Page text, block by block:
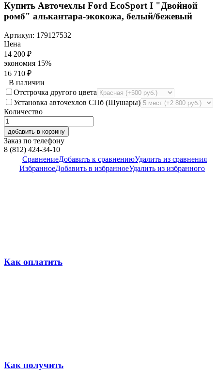
Купить Авточехлы Ford EcoSport I "Двойной
ромб" алькантара-экокожа, белый/бежевый
Артикул: 179127532
Цена
14 200 ₽
экономия 15%
16 710 ₽
В наличии
Отстрочка другого цвета
Установка авточехлов СПб (Шушары)
Количество
добавить в корзину
Заказ по телефону
8 (812) 424-34-10
СравнениеДобавить к сравнениюУдалить из сравнения
ИзбранноеДобавить в избранноеУдалить из избранного
Как оплатить
Как получить